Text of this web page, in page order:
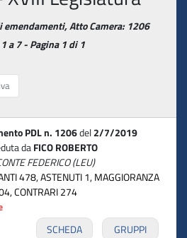
Atto Camera: 1206
a 7 - Pagina 1 di 1
PDL n. 1206del2/7/2019
daFICO ROBERTO
FEDERICO (LEU)
478, ASTENUTI 1, MAGGIORANZA
CONTRARI 274
SCHEDA
GRUPPI